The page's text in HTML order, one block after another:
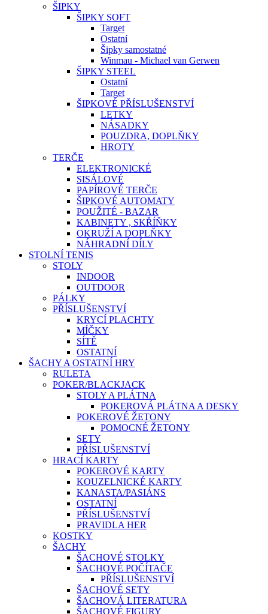
ŠIPKY
ŠIPKY SOFT
Target
Ostatní
Šipky samostatné
Winmau - Michael van Gerwen
ŠIPKY STEEL
Ostatní
Target
ŠIPKOVÉ PŘÍSLUŠENSTVÍ
LETKY
NÁSADKY
POUZDRA, DOPLŇKY
HROTY
TERČE
ELEKTRONICKÉ
SISÁLOVÉ
PAPÍROVÉ TERČE
ŠIPKOVÉ AUTOMATY
POUŽITÉ - BAZAR
KABINETY , SKŘÍŇKY
OKRUŽÍ A DOPLŇKY
NÁHRADNÍ DÍLY
STOLNÍ TENIS
STOLY
INDOOR
OUTDOOR
PÁLKY
PŘÍSLUŠENSTVÍ
KRYCÍ PLACHTY
MÍČKY
SÍTĚ
OSTATNÍ
ŠACHY A OSTATNÍ HRY
RULETA
POKER/BLACKJACK
STOLY A PLÁTNA
POKEROVÁ PLÁTNA A DESKY
POKEROVÉ ŽETONY
POMOCNÉ ŽETONY
SETY
PŘÍSLUŠENSTVÍ
HRACÍ KARTY
POKEROVÉ KARTY
KOUZELNICKÉ KARTY
KANASTA/PASIÁNS
OSTATNÍ
PŘÍSLUŠENSTVÍ
PRAVIDLA HER
KOSTKY
ŠACHY
ŠACHOVÉ STOLKY
ŠACHOVÉ POČÍTAČE
PŘÍSLUŠENSTVÍ
ŠACHOVÉ SETY
ŠACHOVÁ LITERATURA
ŠACHOVÉ FIGURY